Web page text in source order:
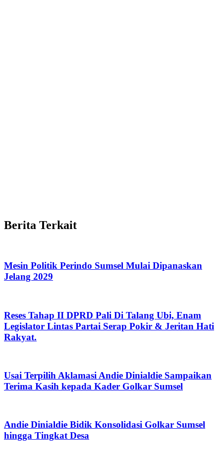
Berita Terkait
Mesin Politik Perindo Sumsel Mulai Dipanaskan
Jelang 2029
Reses Tahap II DPRD Pali Di Talang Ubi, Enam
Legislator Lintas Partai Serap Pokir & Jeritan Hati
Rakyat.
Usai Terpilih Aklamasi Andie Dinialdie Sampaikan
Terima Kasih kepada Kader Golkar Sumsel
Andie Dinialdie Bidik Konsolidasi Golkar Sumsel
hingga Tingkat Desa